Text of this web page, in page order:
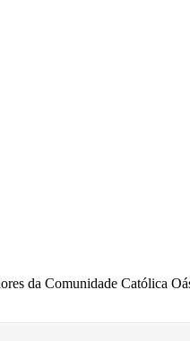
da Comunidade Católica